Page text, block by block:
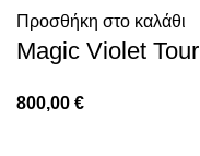
Προσθήκη στο καλάθι
Magic Violet Tour
800,00 €